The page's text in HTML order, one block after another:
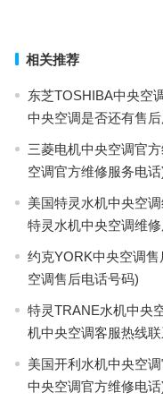
相关推荐
东芝TOSHIBA中央空
中央空调是否还有售
三菱电机中央空调官
空调官方维修服务电话
美国特灵水机中央空
特灵水机中央空调维
约克YORK中央空调
空调售后电话号码)
特灵TRANE水机中央
机中央空调客服热线
美国开利水机中央空
中央空调官方维修电话